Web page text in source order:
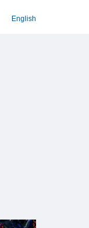
English